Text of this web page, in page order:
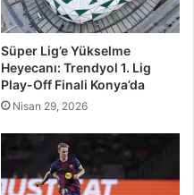
Süper Lig’e Yükselme
Heyecanı: Trendyol 1. Lig
Play-Off Finali Konya’da
Nisan 29, 2026